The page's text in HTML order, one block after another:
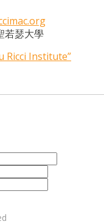
若瑟大學
Ricci Institute”